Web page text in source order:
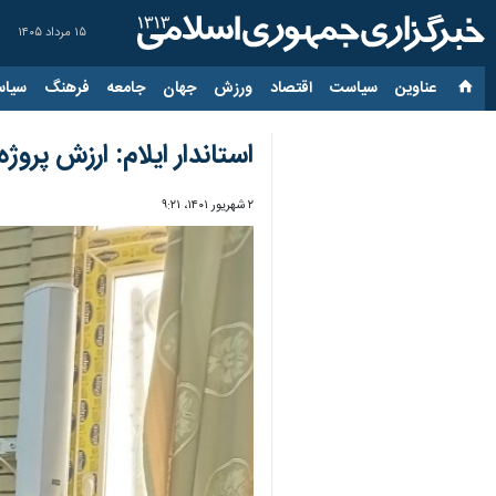
۱۵ مرداد ۱۴۰۵
عناوین‌ سیاست اقتصاد ورزش جهان جامعه فرهنگ
استاندار ایلام: ارزش پروژه های
۲ شهریور ۱۴۰۱، ۹:۲۱